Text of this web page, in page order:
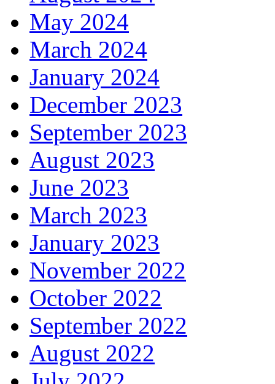
May 2024
March 2024
January 2024
December 2023
September 2023
August 2023
June 2023
March 2023
January 2023
November 2022
October 2022
September 2022
August 2022